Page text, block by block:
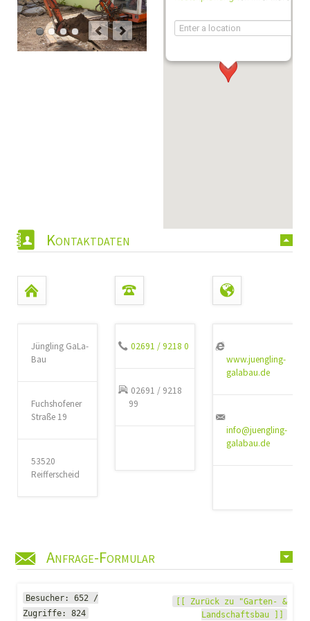
Kontaktdaten
Jüngling GaLa-
Bau
Fuchshofener
Straße 19
53520
Reifferscheid
02691 / 9218 0
02691 / 9218
99
www.juengling-
galabau.de
info@juengling-
galabau.de
Anfrage-Formular
Besucher: 652 /
Zugriffe: 824
[[ Zurück zu "Garten- &
Landschaftsbau ]]